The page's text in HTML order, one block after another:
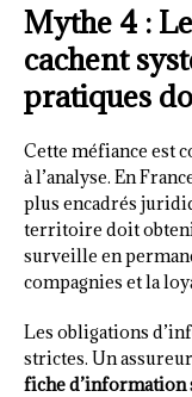
Mythe 4 :
cachent
pratiques
Cette méfiance est
à l’analyse. En
plus encadrés
territoire doit
surveille en
compagnies et la
Les obligations
strictes. Un
fiche d’information